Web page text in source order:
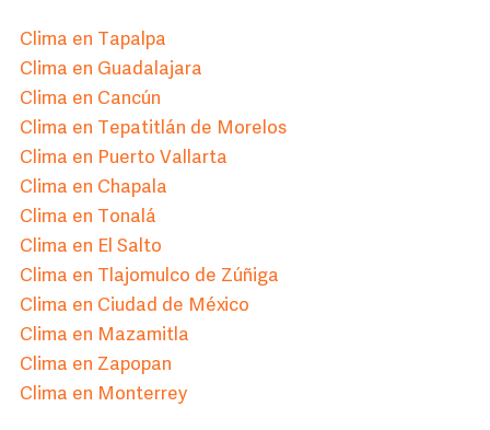
Clima en Tapalpa
Clima en Guadalajara
Clima en Cancún
Clima en Tepatitlán de Morelos
Clima en Puerto Vallarta
Clima en Chapala
Clima en Tonalá
Clima en El Salto
Clima en Tlajomulco de Zúñiga
Clima en Ciudad de México
Clima en Mazamitla
Clima en Zapopan
Clima en Monterrey